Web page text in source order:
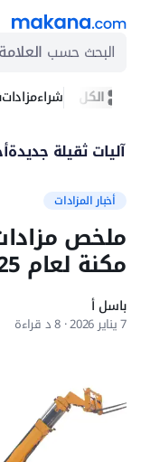
البحث حسب
الكل شراءمزادات
آليات ثقيلة جديدة
أخبار المزادات
ملخص
مكنة لعام 2025
باسل أ
7 يناير 2026 · 8 د قراءة